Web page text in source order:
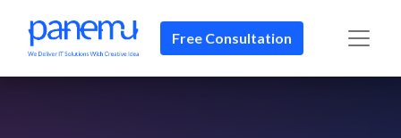
Free Consultation